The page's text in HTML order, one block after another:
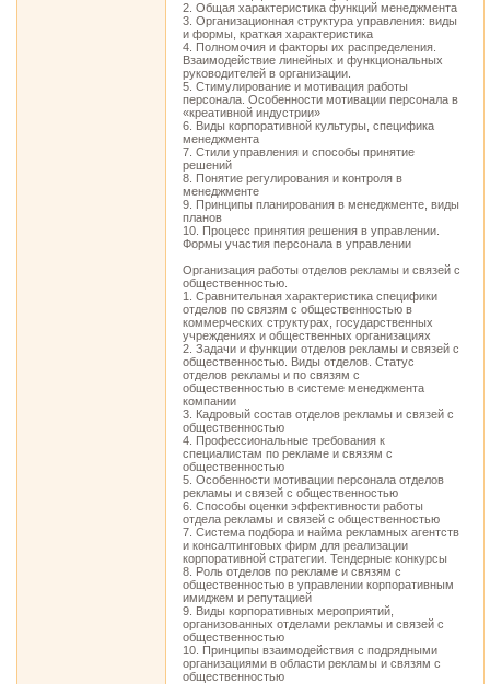
2. Общая характеристика функций менеджмента
3. Организационная структура управления: виды
и формы, краткая характеристика
4. Полномочия и факторы их распределения.
Взаимодействие линейных и функциональных
руководителей в организации.
5. Стимулирование и мотивация работы
персонала. Особенности мотивации персонала в
«креативной индустрии»
6. Виды корпоративной культуры, специфика
менеджмента
7. Стили управления и способы принятие
решений
8. Понятие регулирования и контроля в
менеджменте
9. Принципы планирования в менеджменте, виды
планов
10. Процесс принятия решения в управлении.
Формы участия персонала в управлении
Организация работы отделов рекламы и связей с
общественностью.
1. Сравнительная характеристика специфики
отделов по связям с общественностью в
коммерческих структурах, государственных
учреждениях и общественных организациях
2. Задачи и функции отделов рекламы и связей с
общественностью. Виды отделов. Статус
отделов рекламы и по связям с
общественностью в системе менеджмента
компании
3. Кадровый состав отделов рекламы и связей с
общественностью
4. Профессиональные требования к
специалистам по рекламе и связям с
общественностью
5. Особенности мотивации персонала отделов
рекламы и связей с общественностью
6. Способы оценки эффективности работы
отдела рекламы и связей с общественностью
7. Система подбора и найма рекламных агентств
и консалтинговых фирм для реализации
корпоративной стратегии. Тендерные конкурсы
8. Роль отделов по рекламе и связям с
общественностью в управлении корпоративным
имиджем и репутацией
9. Виды корпоративных мероприятий,
организованных отделами рекламы и связей с
общественностью
10. Принципы взаимодействия с подрядными
организациями в области рекламы и связям с
общественностью